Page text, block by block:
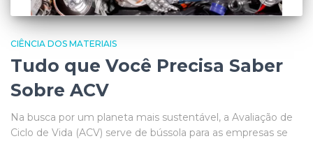
CIÊNCIA DOS MATERIAIS
Tudo que Você Precisa Saber
Sobre ACV
Na busca por um planeta mais sustentável, a Avaliação de
Ciclo de Vida (ACV) serve de bússola para as empresas se